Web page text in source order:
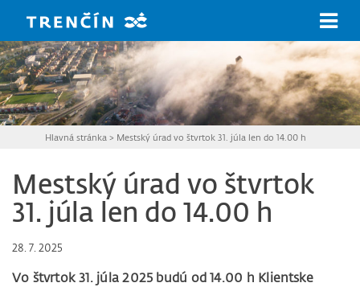
Hlavná stránka > Mestský úrad vo štvrtok 31. júla len do 14.00 h
Mestský úrad vo štvrtok
31. júla len do 14.00 h
28. 7. 2025
Vo štvrtok 31. júla 2025 budú od 14.00 h Klientske